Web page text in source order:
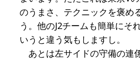
のうまさ、テクニックを褒め
う。他のJ2チームも簡単にそ
いうと違う気もしますし。
あとは左サイドの守備の連